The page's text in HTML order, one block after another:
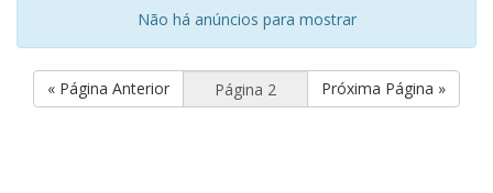
Não há anúncios para mostrar
« Página Anterior Próxima Página »